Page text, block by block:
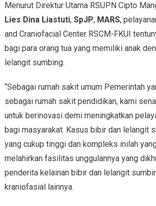
Menurut Direktur Utama RSUPN Cipto
Lies Dina Liastuti,SpJP,MARS,
and Craniofacial Center RSCM-FKUI
bagi para orang tua yang memiliki anak
lelangit sumbing.
“Sebagai rumah sakit umum Pemerintah
sebagai rumah sakit pendidikan, kami
untuk berinovasi demi meningkatkan
bagi masyarakat. Kasus bibir dan lelangit
yang cukup tinggi dan kompleks inilah
melahirkan fasilitas unggulannya yang
penderita kelainan bibir dan lelangit
kraniofasial lainnya.